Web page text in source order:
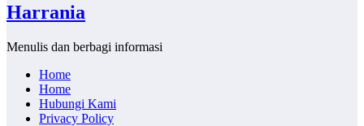
Harrania
Menulis dan berbagi informasi
Home
Home
Hubungi Kami
Privacy Policy